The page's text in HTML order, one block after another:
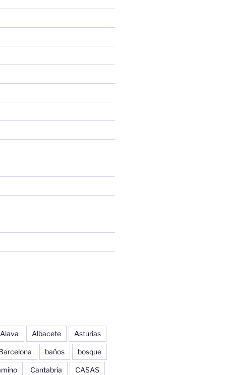
Alava Albacete Asturias
baños bosque
Cantabria CASAS